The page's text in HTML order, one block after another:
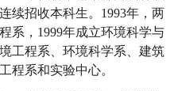
续招收本科生。 1993年，两
系， 1999年成立环境科学与
工程系、环境科学系、建筑
程系和实验中心。